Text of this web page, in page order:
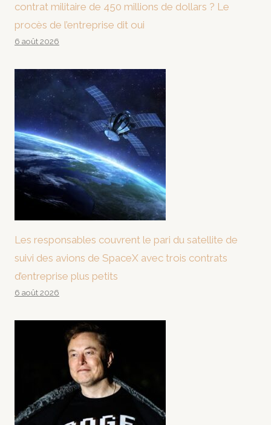
contrat militaire de 450 millions de dollars ? Le
procès de l’entreprise dit oui
6 août 2026
Les responsables couvrent le pari du satellite de
suivi des avions de SpaceX avec trois contrats
d’entreprise plus petits
6 août 2026